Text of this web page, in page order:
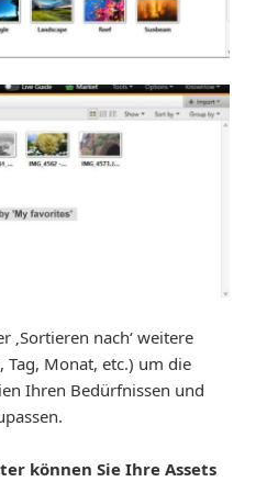
‚Sortieren nach‘ weitere
Monat, etc.) um die
Ihren Bedürfnissen und
können Sie Ihre Assets